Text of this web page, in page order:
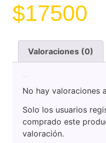
$17500
Valoraciones (0)
No hay valoraciones
Solo los usuarios
comprado este
valoración.